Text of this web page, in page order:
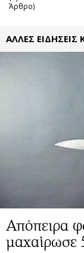
Άρθρο)
ΑΛΛΕΣ ΕΙΔΗΣΕΙΣ
Απόπειρα
μαχαίρωσε